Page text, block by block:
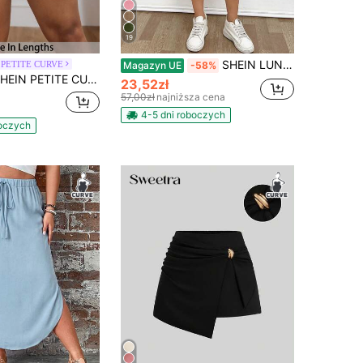
CURVE
CURVE Biała plisowana spódnica z falbanami, casualowa, na wiosnę i lato, plus size
19
Magazyn UE -58% SHEIN LUNE Damskie szorty w jednolitym kolorze, w dużych rozmiarach, z wiązaniem w talii i kieszeniami, luźne, codzienne
23,52zł
57,00zł najniższa cena
4-5 dni roboczych